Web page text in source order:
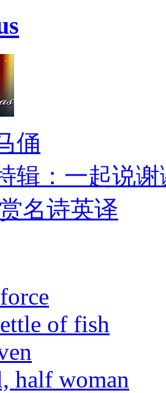
俑
辑：一起说谢
名诗英译
of fish
half woman